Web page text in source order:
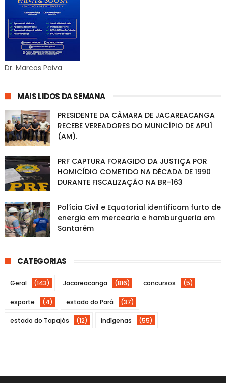
Dr. Marcos Paiva
MAIS LIDOS DA SEMANA
PRESIDENTE DA CÂMARA DE JACAREACANGA
RECEBE VEREADORES DO MUNICÍPIO DE APUÍ
(AM).
PRF CAPTURA FORAGIDO DA JUSTIÇA POR
HOMICÍDIO COMETIDO NA DÉCADA DE 1990
DURANTE FISCALIZAÇÃO NA BR-163
Polícia Civil e Equatorial identificam furto de
energia em mercearia e hamburgueria em
Santarém
CATEGORIAS
Geral (143) Jacareacanga (816) concursos (5)
esporte (4) estado do Pará (37)
estado do Tapajós (12) indígenas (55)